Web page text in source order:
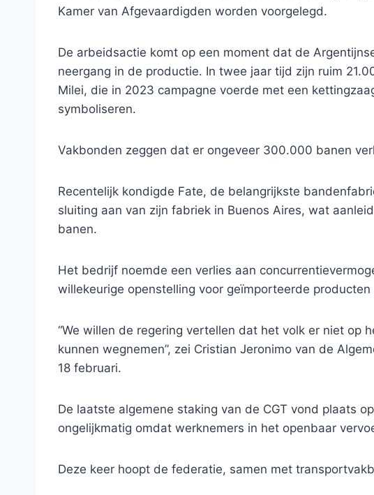
Kamer van Afgevaardigden worden voorgelegd.
De arbeidsactie komt op een moment dat de
neergang in de productie. In twee jaar tijd zijn ruim
Milei, die in 2023 campagne voerde met een
symboliseren.
Vakbonden zeggen dat er ongeveer 300.000 banen
Recentelijk kondigde Fate, de belangrijkste
sluiting aan van zijn fabriek in Buenos Aires, wat
banen.
Het bedrijf noemde een verlies aan
willekeurige openstelling voor geïmporteerde producten
“We willen de regering vertellen dat het volk er niet op
kunnen wegnemen”, zei Cristian Jeronimo van de
18 februari.
De laatste algemene staking van de CGT vond plaats
ongelijkmatig omdat werknemers in het openbaar
Deze keer hoopt de federatie, samen met